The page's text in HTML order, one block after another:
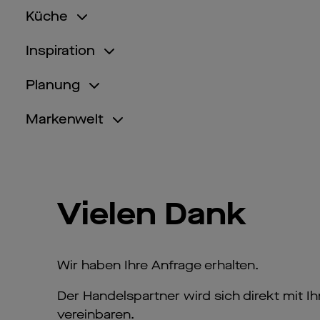
Küche
Inspiration
Planung
Markenwelt
Vielen Dank
Wir haben Ihre Anfrage erhalten.
Der Handelspartner wird sich direkt mit
vereinbaren.